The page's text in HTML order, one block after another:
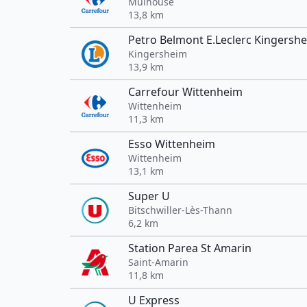
13,8 km
Petro Belmont E.Leclerc
Kingersheim
13,9 km
Carrefour Wittenheim
Wittenheim
11,3 km
Esso Wittenheim
Wittenheim
13,1 km
Super U
Bitschwiller-Lès-Thann
6,2 km
Station Parea St Amarin
Saint-Amarin
11,8 km
U Express